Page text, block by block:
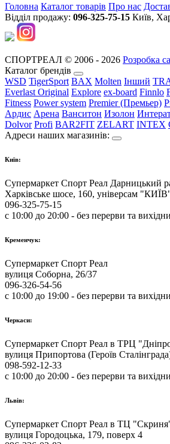
Головна Каталог товарів Про нас
Відділ продажу: 096-325-75-15 Київ,
СПОРТРЕАЛ © 2006 - 2026 Розробка
Каталог брендів
WSD TigerSport BAX Molten Інший
Everlast Original Explore ex-board Finnlo
Fitness Power system Premier (Премьер)
Ардис Арена Ванситон Изолон
Dolvor Profi BAR2FIT ZELART INTEX
Адреси наших магазинів:
Київ:
Супермаркет Спорт Реал Дарницький
Харківське шосе, 160, універсам
096-325-75-15
с 10:00 до 20:00 - без перерви та
Кременчук:
Супермаркет Спорт Реал
вулиця Соборна, 26/37
096-326-54-56
с 10:00 до 19:00 - без перерви та
Черкаси:
Супермаркет Спорт Реал в ТРЦ
вулиця Припортова (Героїв
098-592-12-33
с 10:00 до 20:00 - без перерви та
Львів:
Супермаркет Спорт Реал в ТЦ
вулиця Городоцька, 179, поверх 4